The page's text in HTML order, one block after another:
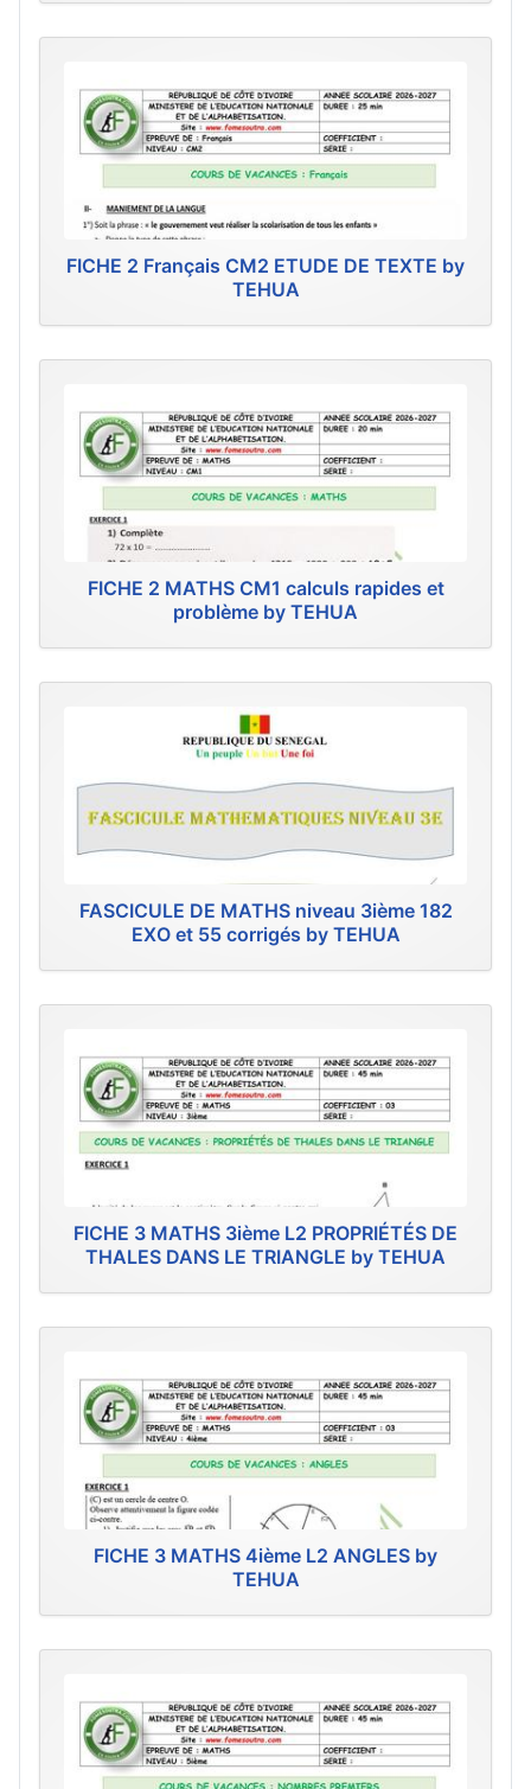
FICHE 2 Français CM2 ETUDE DE TEXTE by
TEHUA
FICHE 2 MATHS CM1 calculs rapides et
problème by TEHUA
FASCICULE DE MATHS niveau 3ième 182
EXO et 55 corrigés by TEHUA
FICHE 3 MATHS 3ième L2 PROPRIÉTÉS DE
THALES DANS LE TRIANGLE by TEHUA
FICHE 3 MATHS 4ième L2 ANGLES by
TEHUA